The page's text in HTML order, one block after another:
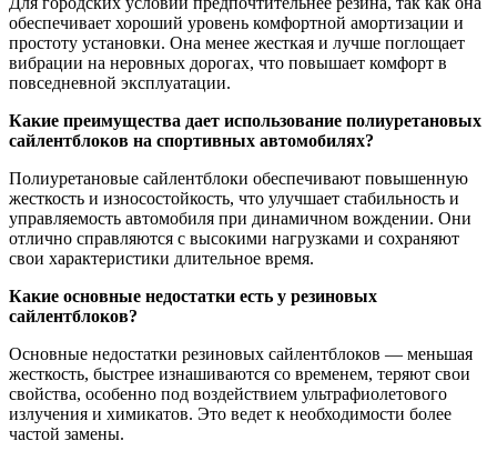
обеспечивает хороший уровень комфортной амортизации и
простоту установки. Она менее жесткая и лучше поглощает
вибрации на неровных дорогах, что повышает комфорт в
повседневной эксплуатации.
Какие преимущества дает использование полиуретановых
сайлентблоков на спортивных автомобилях?
Полиуретановые сайлентблоки обеспечивают повышенную
жесткость и износостойкость, что улучшает стабильность и
управляемость автомобиля при динамичном вождении. Они
отлично справляются с высокими нагрузками и сохраняют
свои характеристики длительное время.
Какие основные недостатки есть у резиновых
сайлентблоков?
Основные недостатки резиновых сайлентблоков — меньшая
жесткость, быстрее изнашиваются со временем, теряют свои
свойства, особенно под воздействием ультрафиолетового
излучения и химикатов. Это ведет к необходимости более
частой замены.